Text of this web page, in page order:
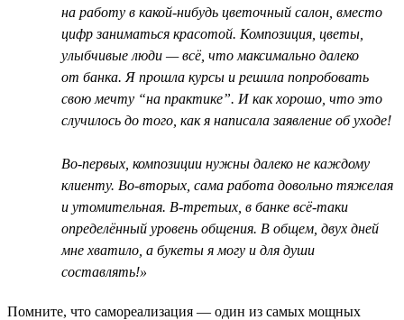
на работу в какой-нибудь цветочный салон, вместо
цифр заниматься красотой. Композиция, цветы,
улыбчивые люди — всё, что максимально далеко
от банка. Я прошла курсы и решила попробовать
свою мечту “на практике”. И как хорошо, что это
случилось до того, как я написала заявление об уходе!
Во-первых, композиции нужны далеко не каждому
клиенту. Во-вторых, сама работа довольно тяжелая
и утомительная. В-третьих, в банке всё-таки
определённый уровень общения. В общем, двух дней
мне хватило, а букеты я могу и для души
составлять!»
Помните, что самореализация — один из самых мощных